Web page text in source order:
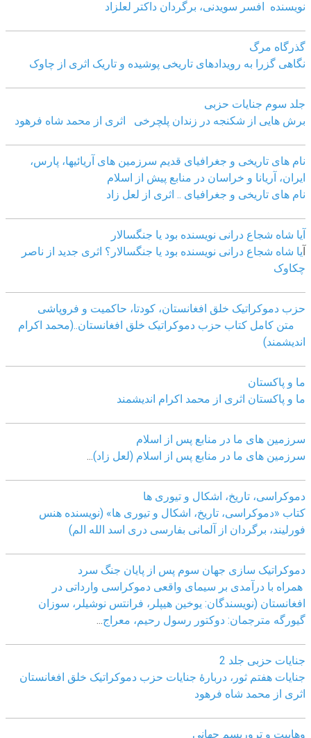
نویسنده افسر سویدنی، برگردان داکتر لعلزاد
گذرگاه مرگ
نگاهی گزرا به رویدادهای تاریخی پوشیده و تاریک اثری از چاوک
جلد سوم جنایات حزبی
برش هایی از شکنجه در زندان پلچرخی اثری از محمد شاه فرهود
نام های تاریخی و جغرافیای قدیم سرزمین های آریائیها، پارس،
ایران، آریانا و خراسان در منابع پیش از اسلام
نام های تاریخی و جغرافیای .. اثری از لعل زاد
آیا شاه شجاع درانی نویسنده بود یا جنگسالار
آیا شاه شجاع درانی نویسنده بود یا جنگسالار؟ اثری جدید از ناصر
چکاوک
حزب دموکراتیک خلق افغانستان، کودتا، حاکمیت و فروپاشی
متن کامل کتاب حزب دموکراتیک خلق افغانستان..(محمد اکرام
اندیشمند)
ما و پاکستان
ما و پاکستان اثری از محمد اکرام اندیشمند
سرزمین های ما در منابع پس از اسلام
سرزمین های ما در منابع پس از اسلام (لعل زاد)
دموکراسی، تاريخ، اشکال و تيوری ها
کتاب «دموکراسی، تاريخ، اشکال و تيوری ها» (نويسنده هنس
فورليند، برگردان از آلمانی بفارسی دری اسد الله الم)
دموکراتیک سازی جهان سوم پس از پایان جنگ سرد
همراه با درآمدی بر سیمای واقعی دموکراسی وارداتی در
افغانستان (نویسندگان: یوخین هیپلر، فرانتس نوشیلر، سوزان
گیورگه مترجمان: دوکتور رسول رحیم، معراج
جنایات حزبی جلد 2
جنایات هفتم ثور، دربارۀ جنایات حزب دموکراتیک خلق افغانستان
اثری از محمد شاه فرهود
وهابیت و تروریسم جهانی